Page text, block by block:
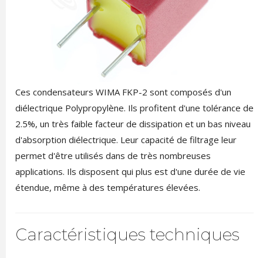
Ces condensateurs WIMA FKP-2 sont composés d'un
diélectrique Polypropylène. Ils profitent d'une tolérance de
2.5%, un très faible facteur de dissipation et un bas niveau
d'absorption diélectrique. Leur capacité de filtrage leur
permet d'être utilisés dans de très nombreuses
applications. Ils disposent qui plus est d'une durée de vie
étendue, même à des températures élevées.
Caractéristiques techniques